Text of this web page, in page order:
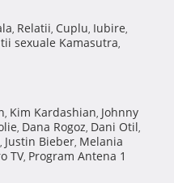
, Relatii, Cuplu, Iubire,
sexuale Kamasutra,
, Kim Kardashian, Johnny
, Dana Rogoz, Dani Otil,
, Justin Bieber, Melania
TV, Program Antena 1